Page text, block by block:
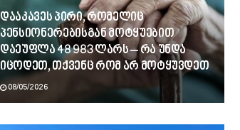
დააკავეს პირი, რომელიც
პენსიონერებისგან მოტყუებით
დაეუფლა 48 983 ლარს – რა უნდა
იცოდეთ, თქვენც რომ არ მოტყუვდეთ
08/05/2026